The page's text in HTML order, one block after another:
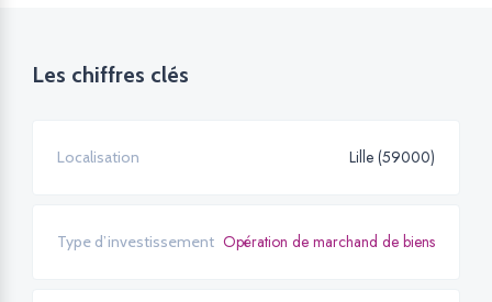
Les chiffres clés
Localisation Lille (59000)
Type d’investissement Opération de marchand de biens